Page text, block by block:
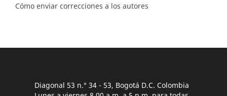
Cómo enviar correcciones a los autores
Diagonal 53 n.° 34 - 53, Bogotá D.C. Colombia